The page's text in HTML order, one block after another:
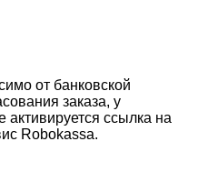
от банковской
заказа, у
активируется ссылка на
Robokassa.